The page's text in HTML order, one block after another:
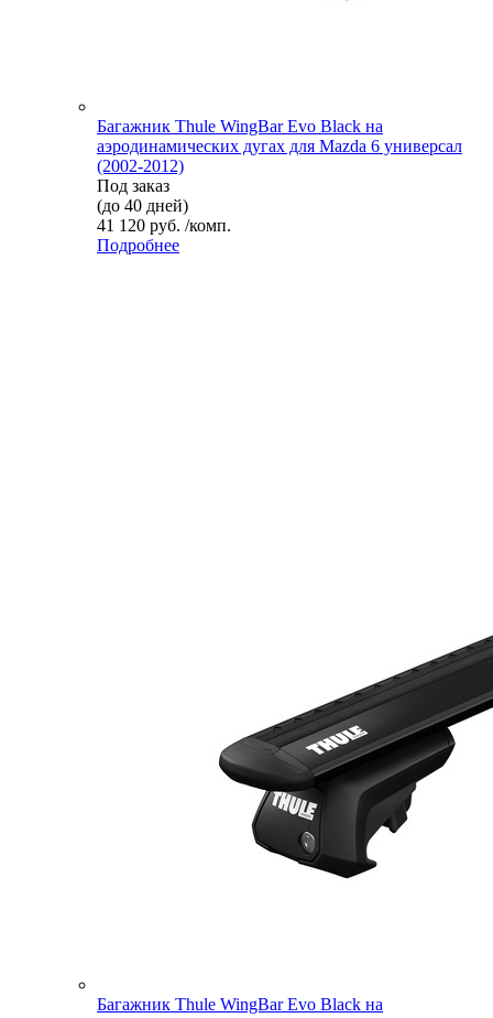
Багажник Thule WingBar Evo Black на
аэродинамических дугах для Mazda 6 универсал
(2002-2012)
Под заказ
(до 40 дней)
41 120 руб. /комп.
Подробнее
Багажник Thule WingBar Evo Black на